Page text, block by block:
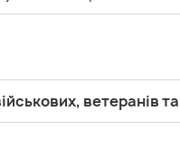
ветеранів